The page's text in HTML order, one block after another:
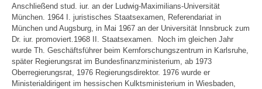
Anschließend stud. iur. an der Ludwig-Maximilians-Universität
München. 1964 I. juristisches Staatsexamen, Referendariat in
München und Augsburg, in Mai 1967 an der Universität Innsbruck zum
Dr. iur. promoviert.1968 II. Staatsexamen. Noch im gleichen Jahr
wurde Th. Geschäftsführer beim Kernforschungszentrum in Karlsruhe,
später Regierungsrat im Bundesfinanzministerium, ab 1973
Oberregierungsrat, 1976 Regierungsdirektor. 1976 wurde er
Ministerialdirigent im hessischen Kulktsministerium in Wiesbaden,